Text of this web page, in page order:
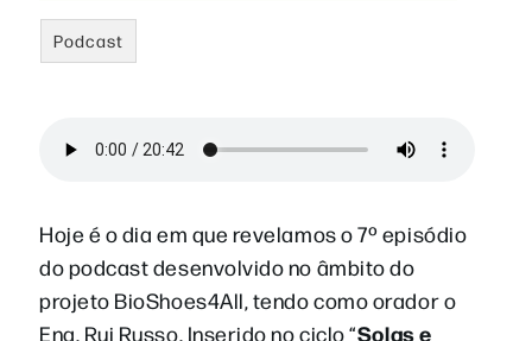
Podcast
Hoje é o dia em que revelamos o 7º episódio
do podcast desenvolvido no âmbito do
projeto BioShoes4All, tendo como orador o
Eng. Rui Russo. Inserido no ciclo “Solas e